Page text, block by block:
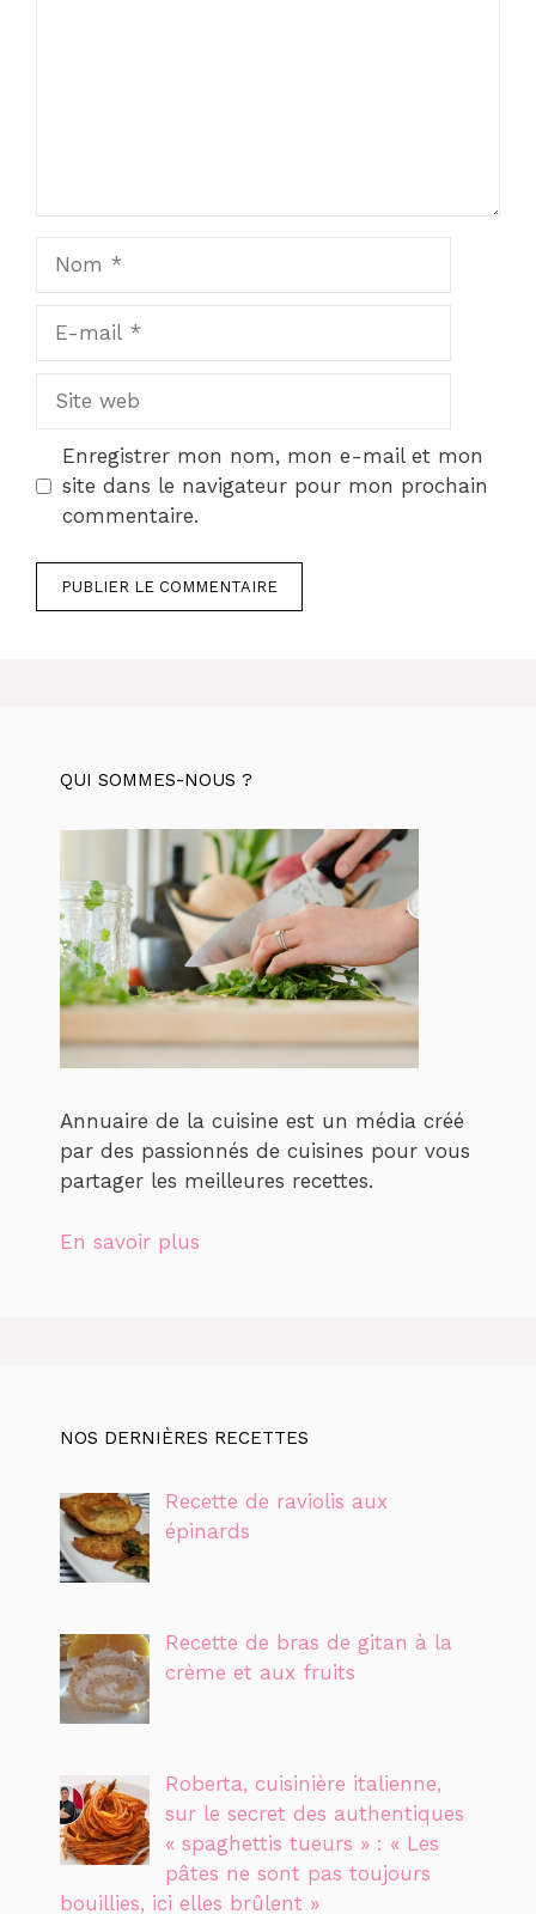
Site
Enregistrer mon nom, mon e-mail et mon
site dans le navigateur pour mon prochain
commentaire.
QUI SOMMES-NOUS ?
Annuaire de la cuisine est un média créé
par des passionnés de cuisines pour vous
partager les meilleures recettes.
En savoir plus
NOS DERNIÈRES RECETTES
Recette de raviolis aux
épinards
Recette de bras de gitan à la
crème et aux fruits
Roberta, cuisinière italienne,
sur le secret des authentiques
« spaghettis tueurs » : « Les
pâtes ne sont pas toujours
bouillies, ici elles brûlent »